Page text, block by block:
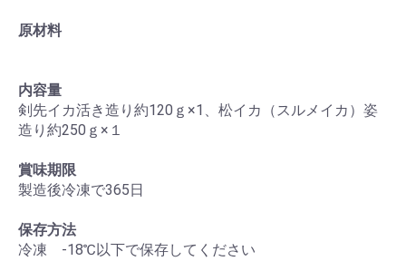
お買い物を続ける
原材料
内容量
剣先イカ活き造り約120ｇ×1、松イカ（スルメイカ）姿
造り約250ｇ×１
賞味期限
製造後冷凍で365日
保存方法
冷凍 -18℃以下で保存してください